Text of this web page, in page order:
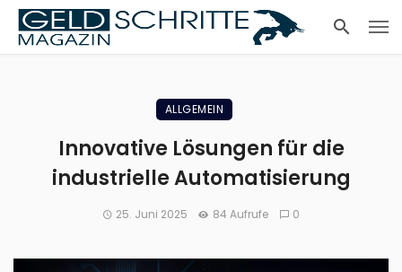
ALLGEMEIN
Innovative Lösungen für die
industrielle Automatisierung
25. Juni 2025 84 Aufrufe 0